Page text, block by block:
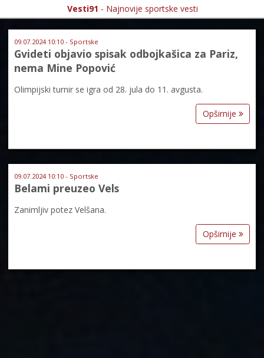
Vesti91 - Najnovije sportske vesti
09.07.2024 10:10 - Sportske
Gvideti objavio spisak odbojkašica za Pariz,
nema Mine Popović
Olimpijski turnir se igra od 28. jula do 11. avgusta.
Opširnije
09.07.2024 10:10 - Sportske
Belami preuzeo Vels
Zanimljiv potez Velšana.
Opširnije